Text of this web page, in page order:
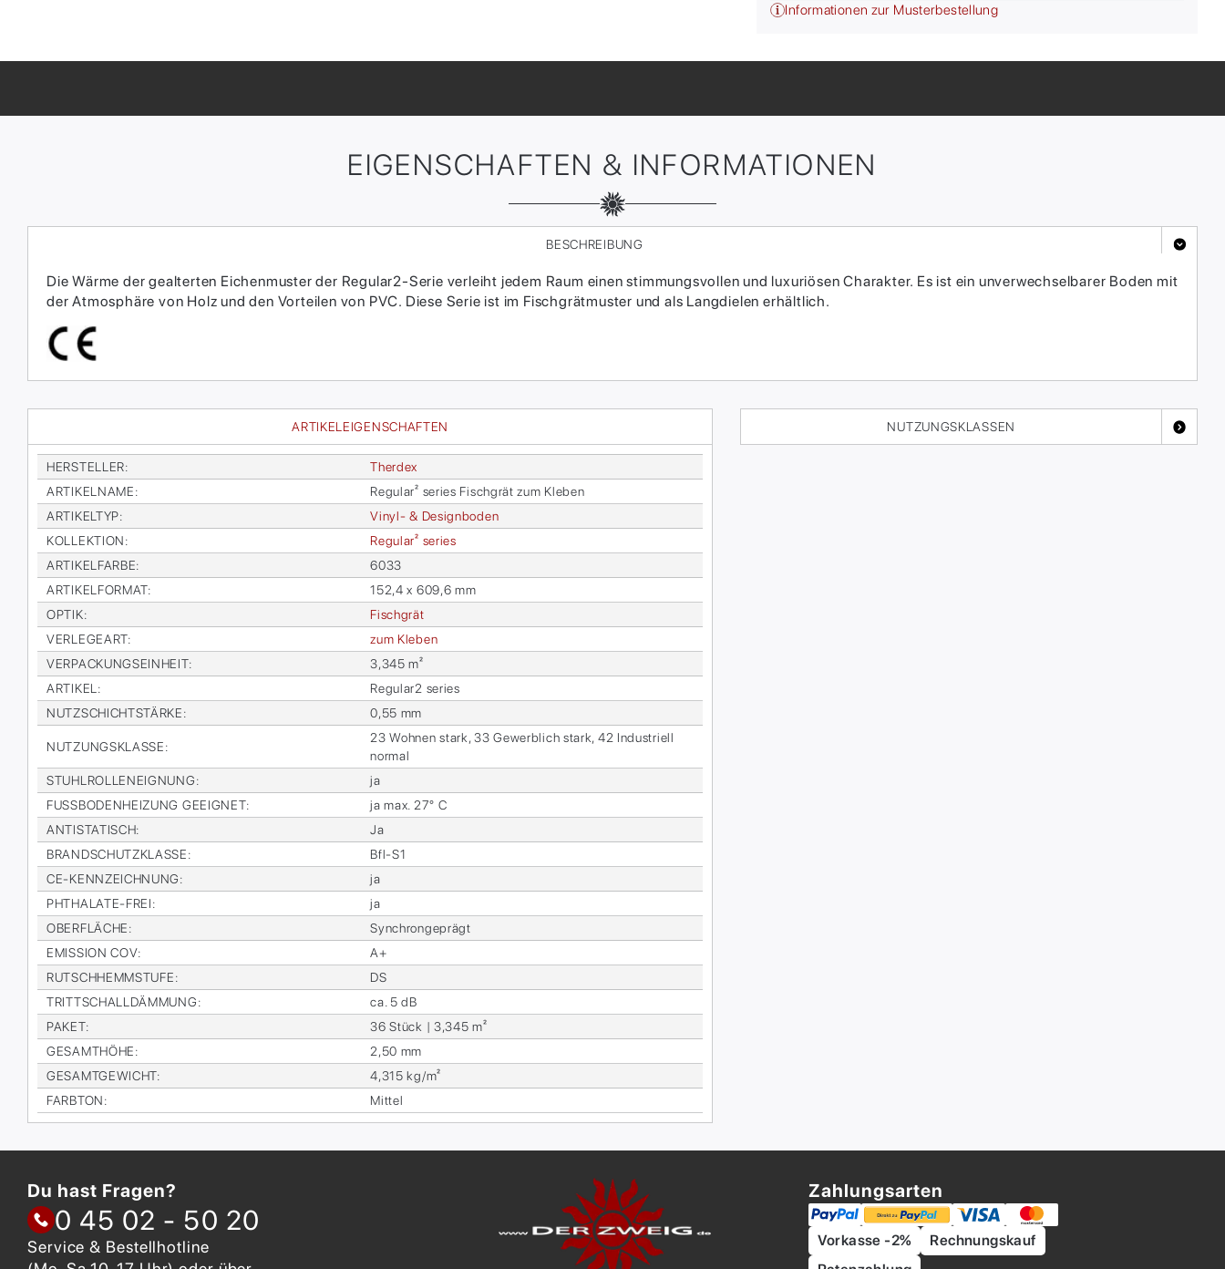
Informationen zur Musterbestellung
EIGENSCHAFTEN & INFORMATIONEN
ARTIKELEIGENSCHAFTEN
HER­STEL­LER:
Therdex
AR­TI­KEL­NA­ME:
Re­gu­lar² se­ries Fisch­grät zum Kle­ben
AR­TI­KEL­TYP:
Vi­nyl- & De­sign­bo­den
KOL­LEK­TI­ON:
Re­gu­lar² se­ries
AR­TI­KEL­FAR­BE:
6033
AR­TI­KEL­FOR­MAT:
152,4 x 609,6 mm
OP­TIK:
Fisch­grät
VER­LE­GE­ART:
zum Kle­ben
VER­PA­CKUNGS­EIN­HEIT:
3,345 m²
AR­TI­KEL:
Re­gu­lar2 se­ries
NUTZ­SCHICHT­STÄR­KE: 0,55 mm
NUT­ZUNGS­KLAS­SE:
23 Woh­nen stark, 33 Ge­werb­lich stark, 42 In­dus­tri­ell
nor­mal
STUHL­ROL­LEN­EIG­NUNG:
ja
FUSS­BO­DEN­HEI­ZUNG GE­EIG­NET:
ja max. 27° C
AN­TI­STA­TISCH:
Ja
BRAND­SCHUTZ­KLAS­SE:
Bfl-S1
CE-KENN­ZEICH­NUNG:
ja
PHTHA­LA­TE-FREI:
ja
OBER­FLÄ­CHE:
Syn­chron­ge­prägt
EMIS­SI­ON COV:
A+
RUTSCH­HEMM­STU­FE:
DS
TRITT­SCHALL­DÄM­MUNG:
ca. 5 dB
PA­KET:
36 Stück | 3,345 m²
GE­SAMT­HÖ­HE:
2,50 mm
GE­SAMT­GE­WICHT:
4,315 kg/m²
FARB­TON: Mit­tel
BESCHREIBUNG
Die Wärme der gealterten Eichenmuster der Regular2-Serie verleiht jedem Raum einen stimmungsvollen und luxuriösen Charakter. Es ist ein unverwechselbarer Boden mit
der Atmosphäre von Holz und den Vorteilen von PVC. Diese Serie ist im Fischgrätmuster und als Langdielen erhältlich.
NUTZUNGSKLASSEN
Du hast Fragen?
0 45 02 - 50 20
Service & Bestellhotline
Zahlungsarten
Vorkasse -2%
Rechnungskauf